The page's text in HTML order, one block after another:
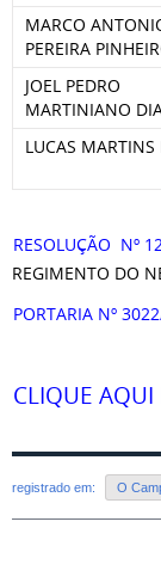
MARCO
PEREIRA
JOEL PEDRO
MARTINIANO
LUCAS MARTINS
RESOLUÇÃO Nº
REGIMENTO DO
PORTARIA Nº
CLIQUE AQUI
registrado em: O